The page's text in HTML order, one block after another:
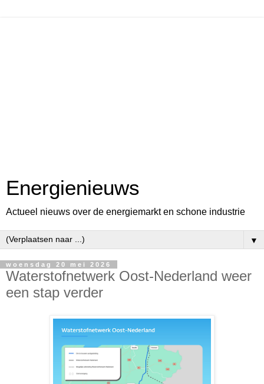
Energienieuws
Actueel nieuws over de energiemarkt en schone industrie
▼
woensdag 20 mei 2026
Waterstofnetwerk Oost-Nederland weer
een stap verder